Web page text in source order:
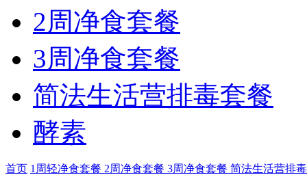
2周净食套餐
3周净食套餐
简法生活营排毒套餐
酵素
首页 1周轻净食套餐 2周净食套餐 3周净食套餐 简法生活营排